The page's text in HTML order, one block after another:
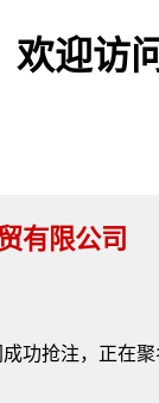
欢迎访
有限公司
功抢注，正在